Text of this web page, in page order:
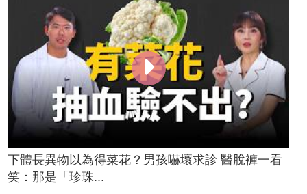
下體長異物以為得菜花？男孩嚇壞求診 醫脫褲一看
笑：那是「珍珠...